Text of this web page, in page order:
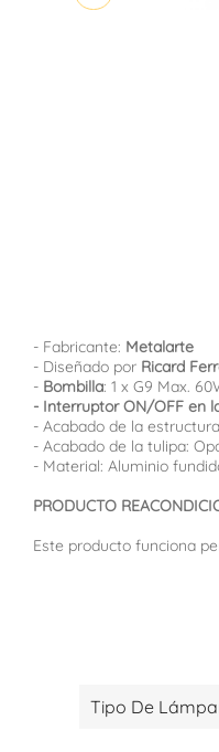
- Fabricante: Metalarte
- Diseñado por Ricard
- Bombilla: 1 x G9 Max.
- Interruptor ON/OFF en
- Acabado de la
- Acabado de la tulipa:
- Material: Aluminio
PRODUCTO
Este producto funciona
Tipo De